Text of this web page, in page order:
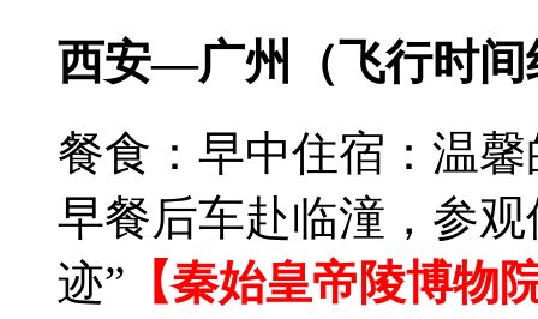
西安—广州（飞行时间
餐食：早中住宿：温馨
早餐后车赴临潼，参
迹” 【秦始皇帝陵博物